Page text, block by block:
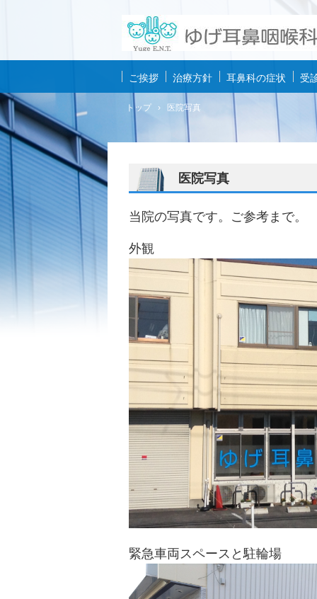
ご挨拶 治療方針 耳鼻科の症状 受
トップ › 医院写真
医院写真
当院の写真です。ご参考まで。
外観
緊急車両スペースと駐輪場